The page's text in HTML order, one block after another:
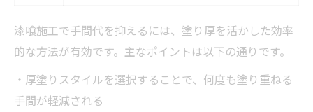
漆喰施工で手間代を抑えるには、塗り厚を活かした効率
的な方法が有効です。主なポイントは以下の通りです。
・厚塗りスタイルを選択することで、何度も塗り重ねる
手間が軽減される